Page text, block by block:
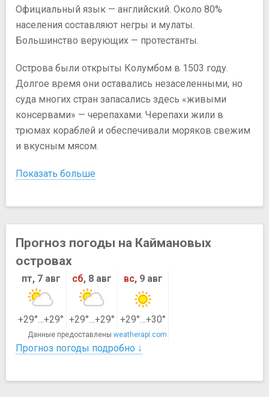
Официальный язык — английский. Около 80%
населения составляют негры и мулаты.
Большинство верующих — протестанты.
Острова были открыты Колумбом в 1503 году.
Долгое время они оставались незаселенными, но
суда многих стран запасались здесь «живыми
консервами» — черепахами. Черепахи жили в
трюмах кораблей и обеспечивали моряков свежим
и вкусным мясом.
Показать больше
Прогноз погоды на Каймановых
островах
пт, 7 авг сб, 8 авг вс, 9 авг
+29°…+29° +29°…+29° +29°…+30°
Данные предоставлены weatherapi.com
Прогноз погоды подробно ↓